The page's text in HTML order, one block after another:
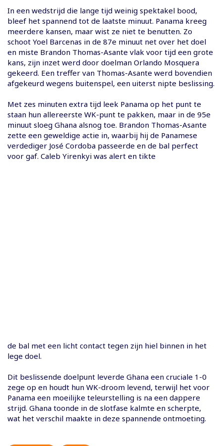
In een wedstrijd die lange tijd weinig spektakel bood,
bleef het spannend tot de laatste minuut. Panama kreeg
meerdere kansen, maar wist ze niet te benutten. Zo
schoot Yoel Barcenas in de 87e minuut net over het doel
en miste Brandon Thomas-Asante vlak voor tijd een grote
kans, zijn inzet werd door doelman Orlando Mosquera
gekeerd. Een treffer van Thomas-Asante werd bovendien
afgekeurd wegens buitenspel, een uiterst nipte beslissing.
Met zes minuten extra tijd leek Panama op het punt te
staan hun allereerste WK-punt te pakken, maar in de 95e
minuut sloeg Ghana alsnog toe. Brandon Thomas-Asante
zette een geweldige actie in, waarbij hij de Panamese
verdediger José Cordoba passeerde en de bal perfect
voor gaf. Caleb Yirenkyi was alert en tikte
de bal met een licht contact tegen zijn hiel binnen in het
lege doel.
Dit beslissende doelpunt leverde Ghana een cruciale 1-0
zege op en houdt hun WK-droom levend, terwijl het voor
Panama een moeilijke teleurstelling is na een dappere
strijd. Ghana toonde in de slotfase kalmte en scherpte,
wat het verschil maakte in deze spannende ontmoeting.